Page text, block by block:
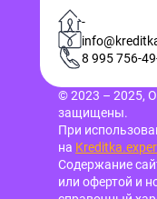
-
8 995 756-
© 2023 – 2025,
защищены.
При
на
Содержание
или офертой и